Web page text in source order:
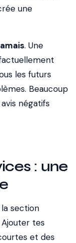
une
. Une
les futurs
Beaucoup
négatifs
: une
section
tes
et des